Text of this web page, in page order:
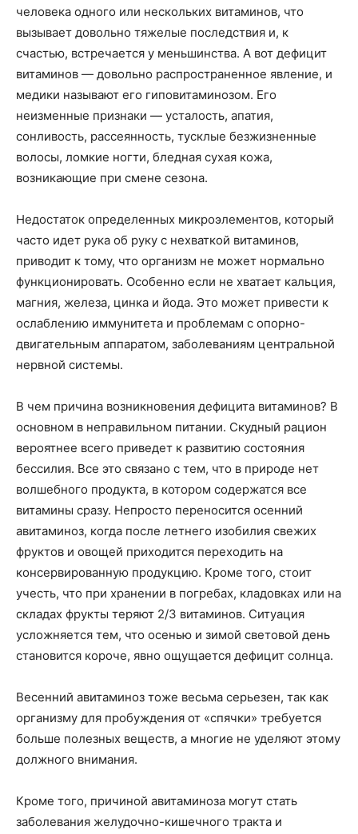
человека одного или нескольких витаминов, что
вызывает довольно тяжелые последствия и, к
счастью, встречается у меньшинства. А вот дефицит
витаминов — довольно распространенное явление, и
медики называют его гиповитаминозом. Его
неизменные признаки — усталость, апатия,
сонливость, рассеянность, тусклые безжизненные
волосы, ломкие ногти, бледная сухая кожа,
возникающие при смене сезона.
Недостаток определенных микроэлементов, который
часто идет рука об руку с нехваткой витаминов,
приводит к тому, что организм не может нормально
функционировать. Особенно если не хватает кальция,
магния, железа, цинка и йода. Это может привести к
ослаблению иммунитета и проблемам с опорно-
двигательным аппаратом, заболеваниям центральной
нервной системы.
В чем причина возникновения дефицита витаминов? В
основном в неправильном питании. Скудный рацион
вероятнее всего приведет к развитию состояния
бессилия. Все это связано с тем, что в природе нет
волшебного продукта, в котором содержатся все
витамины сразу. Непросто переносится осенний
авитаминоз, когда после летнего изобилия свежих
фруктов и овощей приходится переходить на
консервированную продукцию. Кроме того, стоит
учесть, что при хранении в погребах, кладовках или на
складах фрукты теряют 2/3 витаминов. Ситуация
усложняется тем, что осенью и зимой световой день
становится короче, явно ощущается дефицит солнца.
Весенний авитаминоз тоже весьма серьезен, так как
организму для пробуждения от «спячки» требуется
больше полезных веществ, а многие не уделяют этому
должного внимания.
Кроме того, причиной авитаминоза могут стать
заболевания желудочно-кишечного тракта и